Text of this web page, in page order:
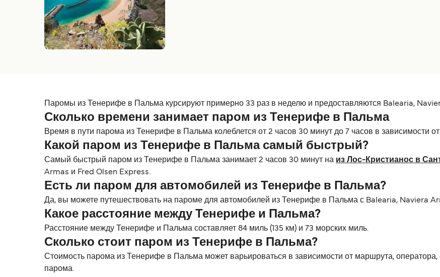
Паромы из Тенерифе в Пальма курсируют примерно 33 раз в неделю и предоставляются Balearia,
Сколько времени занимает паром из Тенерифе в Пальма
Время в пути парома из Тенерифе в Пальма колеблется от 2 часов 30 минут до 7 часов в зависимости
Какой паром из Тенерифе в Пальма самый быстрый?
Самый быстрый паром из Тенерифе в Пальма занимает 2 часов 30 минут на из Лос-Кристианос в
Armas и Fred Olsen Express.
Есть ли паром для автомобилей из Тенерифе в Пальма?
Да, вы можете путешествовать на пароме для автомобилей из Тенерифе в Пальма с Balearia, Naviera
Какое расстояние между Тенерифе и Пальма?
Расстояние между Тенерифе и Пальма составляет 84 миль (135 км) и 73 морских миль.
Сколько стоит паром из Тенерифе в Пальма?
Стоимость парома из Тенерифе в Пальма может варьироваться в зависимости от маршрута, оператора,
парома.